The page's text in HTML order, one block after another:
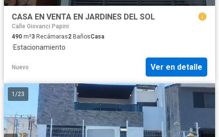
CASA EN VENTA EN JARDINES DEL SOL
Calle Giovanci Papini
490 m²3 Recámaras2 BañosCasa
·Estacionamiento
Nuevo Ver en detalle
1 /23